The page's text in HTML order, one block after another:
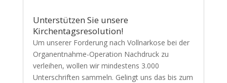
Unterstützen Sie unsere
Kirchentagsresolution!
Um unserer Forderung nach Vollnarkose bei der
Organentnahme-Operation Nachdruck zu
verleihen, wollen wir mindestens 3.000
Unterschriften sammeln. Gelingt uns das bis zum